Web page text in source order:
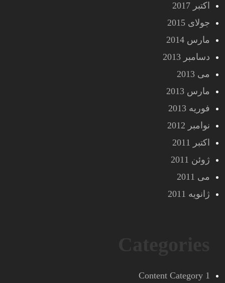
اکتبر 2017
جولای 2015
مارس 2014
دسامبر 2013
می 2013
مارس 2013
فوریه 2013
نوامبر 2012
اکتبر 2011
ژوئن 2011
می 2011
ژانویه 2011
Content Category 1